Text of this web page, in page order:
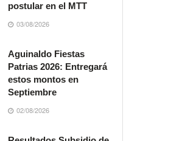
postular en el MTT
03/08/2026
Aguinaldo Fiestas
Patrias 2026: Entregará
estos montos en
Septiembre
02/08/2026